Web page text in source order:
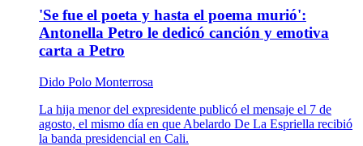
'Se fue el poeta y hasta el poema murió':
Antonella Petro le dedicó canción y emotiva
carta a Petro
Dido Polo Monterrosa
La hija menor del expresidente publicó el mensaje el 7 de
agosto, el mismo día en que Abelardo De La Espriella recibió
la banda presidencial en Cali.